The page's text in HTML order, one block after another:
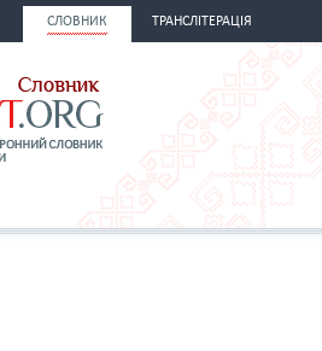
СЛОВНИК ТРАНСЛІТЕРАЦІЯ